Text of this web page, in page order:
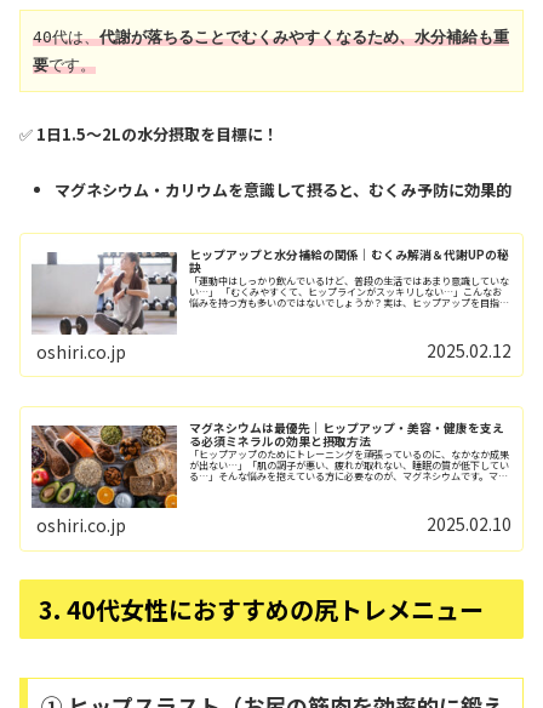
40代は、代謝が落ちることでむくみやすくなるため、水分補給も重
要です。
✅ 1日1.5〜2Lの水分摂取を目標に！
マグネシウム・カリウムを意識して摂ると、むくみ予防に効果的
ヒップアップと水分補給の関係｜むくみ解消＆代謝UPの秘
訣
「運動中はしっかり飲んでいるけど、普段の生活ではあまり意識していな
い…」 「むくみやすくて、ヒップラインがスッキリしない…」こんなお
悩みを持つ方も多いのではないでしょうか？実は、ヒップアップを目指す
oshiri.co.jp 2025.02.12
マグネシウムは最優先｜ヒップアップ・美容・健康を支え
る必須ミネラルの効果と摂取方法
「ヒップアップのためにトレーニングを頑張っているのに、なかなか成果
が出ない…」「肌の調子が悪い、疲れが取れない、睡眠の質が低下してい
る…」そんな悩みを抱えている方に必要なのが、マグネシウムです。マグ
oshiri.co.jp 2025.02.10
3. 40代女性におすすめの尻トレメニュー